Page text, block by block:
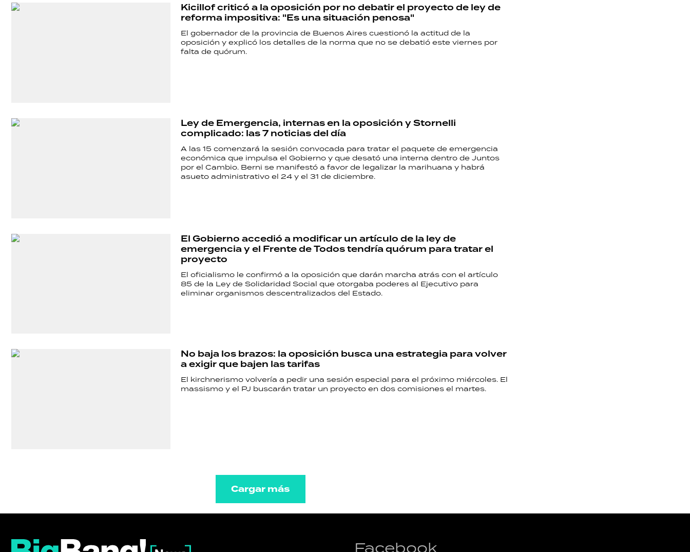
Kicillof criticó a la oposición por no debatir el proyecto de ley de
reforma impositiva: "Es una situación penosa"
El gobernador de la provincia de Buenos Aires cuestionó la actitud de la
oposición y explicó los detalles de la norma que no se debatió este viernes por
falta de quórum.
Ley de Emergencia, internas en la oposición y Stornelli
complicado: las 7 noticias del día
A las 15 comenzará la sesión convocada para tratar el paquete de emergencia
económica que impulsa el Gobierno y que desató una interna dentro de Juntos
por el Cambio. Berni se manifestó a favor de legalizar la marihuana y habrá
asueto administrativo el 24 y el 31 de diciembre.
El Gobierno accedió a modificar un artículo de la ley de
emergencia y el Frente de Todos tendría quórum para tratar el
proyecto
El oficialismo le confirmó a la oposición que darán marcha atrás con el artículo
85 de la Ley de Solidaridad Social que otorgaba poderes al Ejecutivo para
eliminar organismos descentralizados del Estado.
No baja los brazos: la oposición busca una estrategia para volver
a exigir que bajen las tarifas
El kirchnerismo volvería a pedir una sesión especial para el próximo miércoles. El
massismo y el PJ buscarán tratar un proyecto en dos comisiones el martes.
Cargar más
Facebook